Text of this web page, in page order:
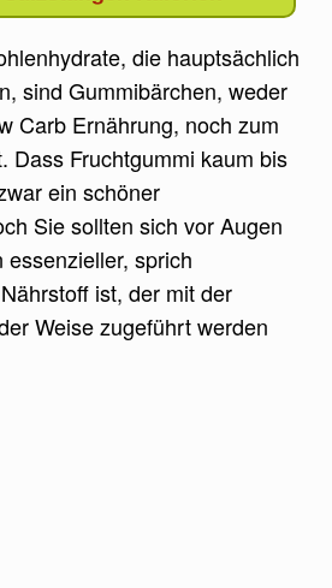
die hauptsächlich
sind Gummibärchen, weder
Carb Ernährung, noch zum
Dass Fruchtgummi kaum bis
ein schöner
Sie sollten sich vor Augen
sprich
ist, der mit der
Weise zugeführt werden